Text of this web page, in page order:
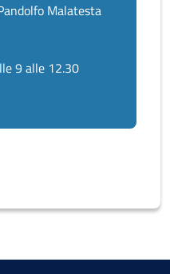
Malatesta
9 alle 12.30